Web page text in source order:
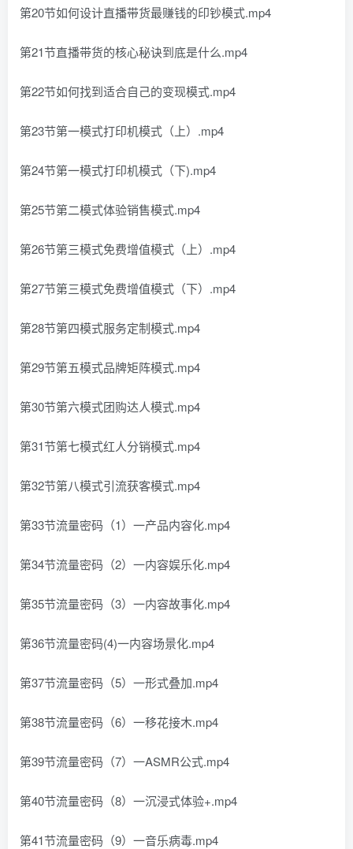
第20节如何设计直播带货最赚钱的印钞模式.mp4
第21节直播带货的核心秘诀到底是什么.mp4
第22节如何找到适合自己的变现模式.mp4
第23节第一模式打印机模式（上）.mp4
第24节第一模式打印机模式（下).mp4
第25节第二模式体验销售模式.mp4
第26节第三模式免费增值模式（上）.mp4
第27节第三模式免费增值模式（下）.mp4
第28节第四模式服务定制模式.mp4
第29节第五模式品牌矩阵模式.mp4
第30节第六模式团购达人模式.mp4
第31节第七模式红人分销模式.mp4
第32节第八模式引流获客模式.mp4
第33节流量密码（1）一产品内容化.mp4
第34节流量密码（2）一内容娱乐化.mp4
第35节流量密码（3）一内容故事化.mp4
第36节流量密码(4)一内容场景化.mp4
第37节流量密码（5）一形式叠加.mp4
第38节流量密码（6）一移花接木.mp4
第39节流量密码（7）一ASMR公式.mp4
第40节流量密码（8）一沉浸式体验+.mp4
第41节流量密码（9）一音乐病毒.mp4